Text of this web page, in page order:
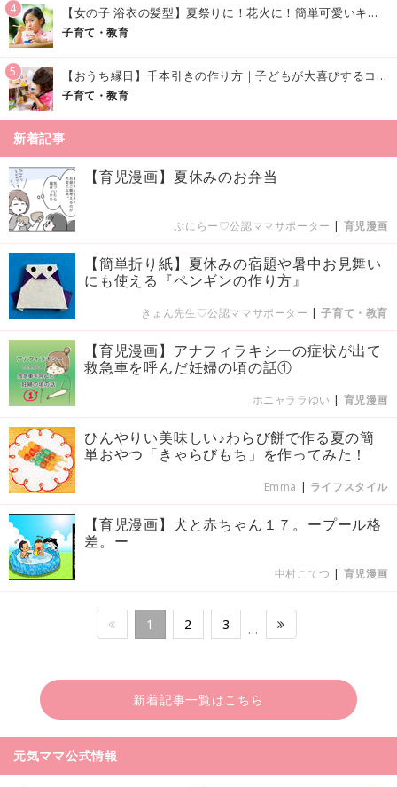
4 【女の子 浴衣の髪型】夏祭りに！花火に！簡単可愛いキッズの浴衣ヘアアレンジまとめ
子育て・教育
5 【おうち縁日】千本引きの作り方｜子どもが大喜びするコツやアイデア♪
子育て・教育
新着記事
【育児漫画】夏休みのお弁当
ぷにらー♡公認ママサポーター | 育児漫画
【簡単折り紙】夏休みの宿題や暑中お見舞い
にも使える『ペンギンの作り方』
きょん先生♡公認ママサポーター |子育て・教育
【育児漫画】アナフィラキシーの症状が出て
救急車を呼んだ妊婦の頃の話①
ホニャララゆい | 育児漫画
ひんやりい美味しい♪わらび餅で作る夏の簡
単おやつ「きゃらびもち」を作ってみた！
Emma | ライフスタイル
【育児漫画】犬と赤ちゃん１７。ープール格
差。ー
中村こてつ | 育児漫画
1 2 3 …
新着記事一覧はこちら
元気ママ公式情報